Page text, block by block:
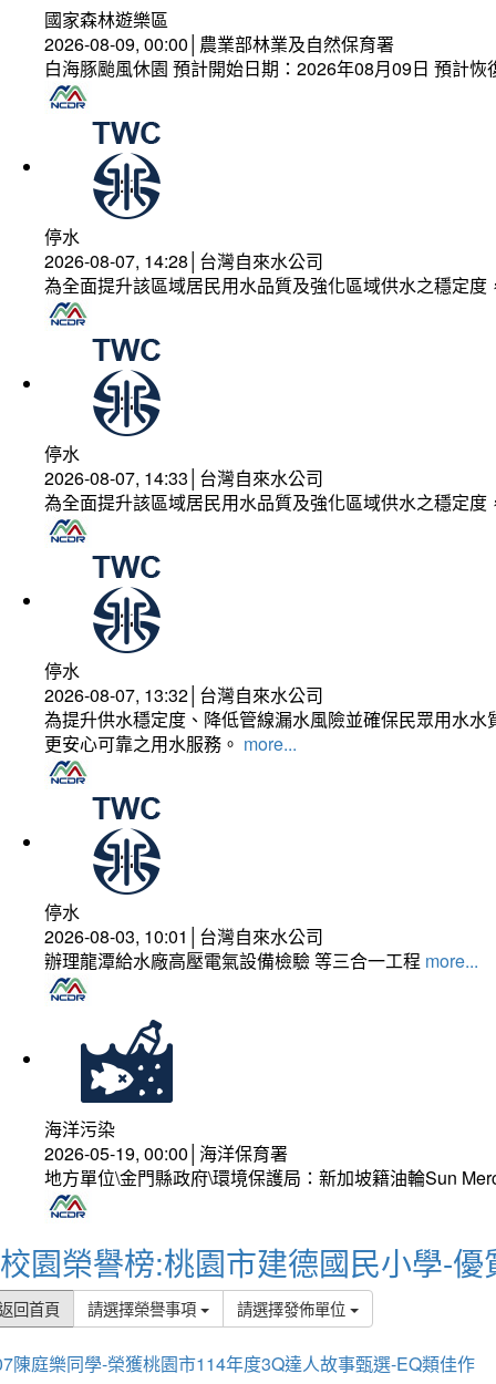
國家森林遊樂區
2026-08-09, 00:00│農業部林業及自然保育署
白海豚颱風休園 預計開始日期：2026年08月09日 預計
停水
2026-08-07, 14:28│台灣自來水公司
為全面提升該區域居民用水品質及強化區域供水之穩定
停水
2026-08-07, 14:33│台灣自來水公司
為全面提升該區域居民用水品質及強化區域供水之穩定
停水
2026-08-07, 13:32│台灣自來水公司
為提升供水穩定度、降低管線漏水風險並確保民眾用水
更安心可靠之用水服務。 more...
停水
2026-08-03, 10:01│台灣自來水公司
辦理龍潭給水廠高壓電氣設備檢驗 等三合一工程 more...
海洋污染
2026-05-19, 00:00│海洋保育署
地方單位\金門縣政府\環境保護局：新加坡籍油輪Sun
校園榮譽榜:桃園市建德國民小學-優
回首頁 請選擇榮譽事項 請選擇發佈單位
陳庭樂同學-榮獲桃園市114年度3Q達人故事甄選-EQ類佳作